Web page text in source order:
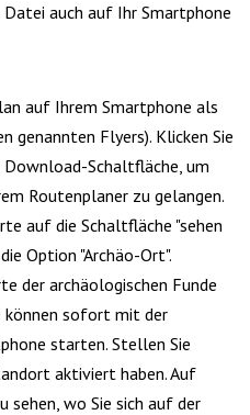
Datei auch auf Ihr Smartphone
auf Ihrem Smartphone als
genannten Flyers). Klicken Sie
Schaltfläche, um
Routenplaner zu gelangen.
auf die Schaltfläche "sehen
Option "Archäo-Ort".
der archäologischen Funde
können sofort mit der
starten. Stellen Sie
aktiviert haben. Auf
sehen, wo Sie sich auf der